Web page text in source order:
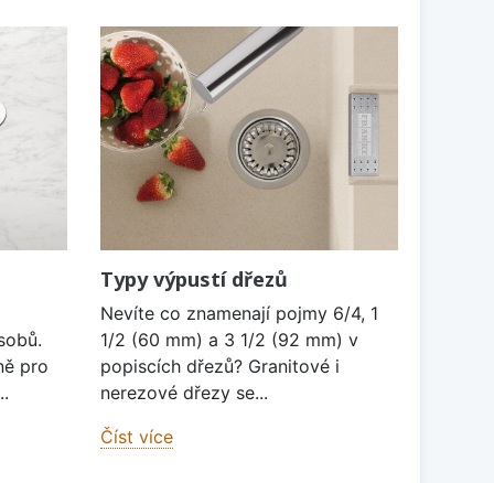
pro
Typy výpustí dřezů
Nevíte co znamenají pojmy 6/4, 1
1/2 (60 mm) a 3 1/2 (92 mm) v
popiscích dřezů? Granitové i
nerezové dřezy se...
Číst více